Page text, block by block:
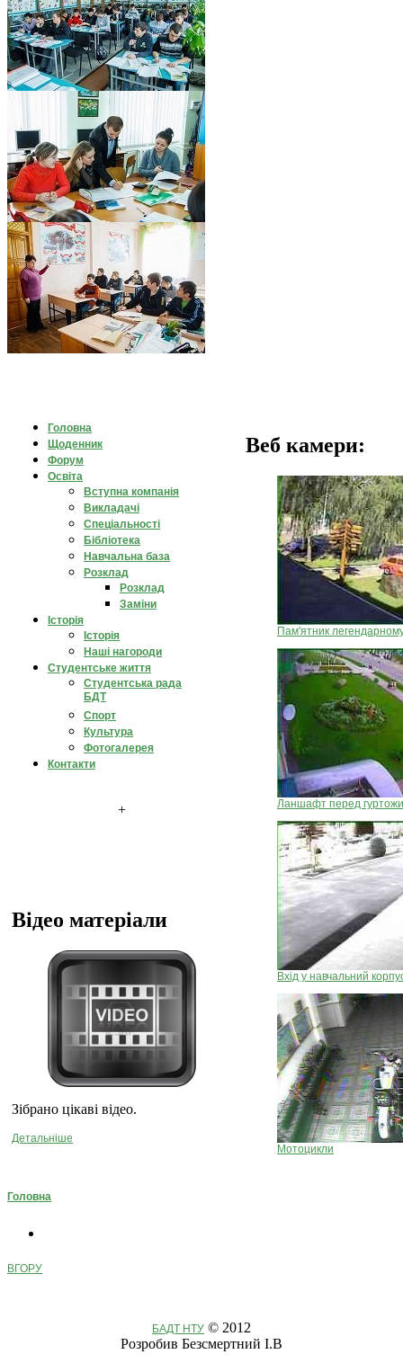
Головна
Щоденник
Форум
Освіта
Вступна компанія
Викладачі
Спеціальності
Бібліотека
Навчальна база
Розклад
Розклад
Заміни
Історія
Історія
Наші нагороди
Студентське життя
Студентська рада
БДТ
Спорт
Культура
Фотогалерея
Контакти
+
Відео матеріали
Зібрано цікаві відео.
Детальніше
Веб камери:
Пам'ятник
Ланшафт перед
Вхід у навчальний
Мотоцикли
Головна
ВГОРУ
БАДТ НТУ © 2012
Розробив Безсмертний І.В